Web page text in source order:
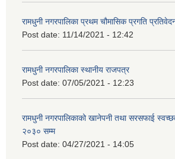
रामधुनी नगरपालिका प्रथम चौमासिक प्रगति
Post date: 11/14/2021 - 12:42
रामधुनी नगरपालिका स्थानीय राजपत्र
Post date: 07/05/2021 - 12:23
रामधुनी नगरपालिकाको खानेपनी तथा सरसफाई
२०३० सम्म
Post date: 04/27/2021 - 14:05